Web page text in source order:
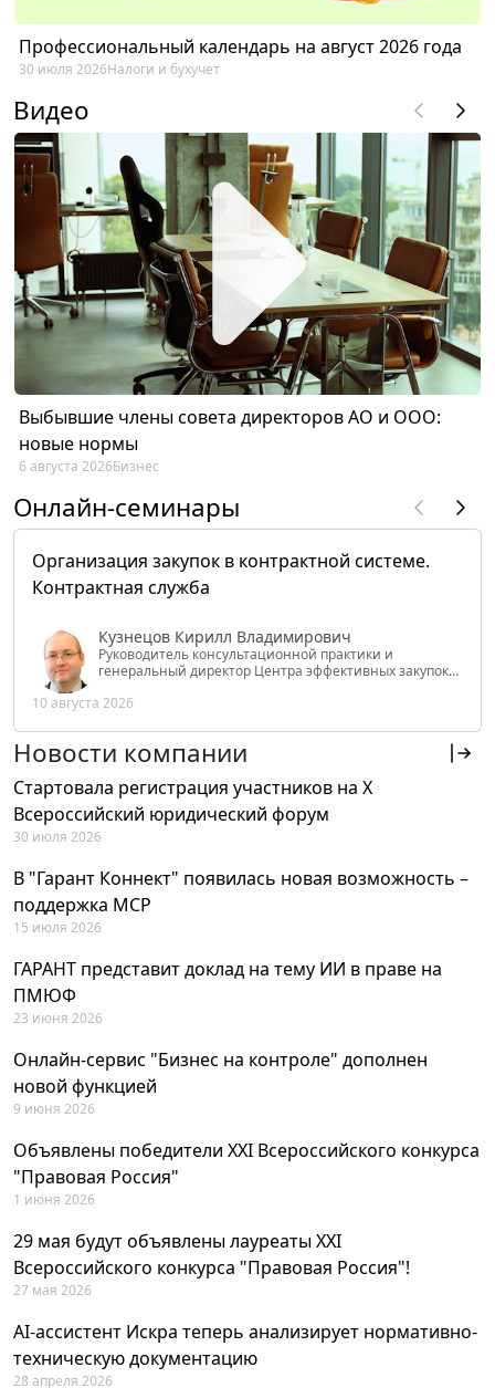
Профессиональный календарь на август 2026 года
30 июля 2026Налоги и бухучет
Видео
Выбывшие члены совета директоров АО и ООО:
новые нормы
6 августа 2026Бизнес
Онлайн-семинары
Организация закупок в контрактной системе.
Контрактная служба
Кузнецов Кирилл Владимирович
Руководитель консультационной практики и
генеральный директор Центра эффективных закупок
РФ
10 августа 2026
Новости компании
Стартовала регистрация участников на X
Всероссийский юридический форум
30 июля 2026
В "Гарант Коннект" появилась новая возможность –
поддержка MCP
15 июля 2026
ГАРАНТ представит доклад на тему ИИ в праве на
ПМЮФ
23 июня 2026
Онлайн-сервис "Бизнес на контроле" дополнен
новой функцией
9 июня 2026
Объявлены победители XXI Всероссийского конкурса
"Правовая Россия"
1 июня 2026
29 мая будут объявлены лауреаты XXI
Всероссийского конкурса "Правовая Россия"!
27 мая 2026
AI-ассистент Искра теперь анализирует нормативно-
техническую документацию
28 апреля 2026